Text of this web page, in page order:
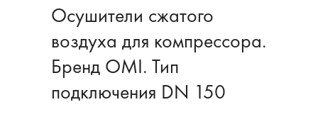
Осушители сжатого
воздуха для компрессора.
Бренд OMI. Тип
подключения DN 150